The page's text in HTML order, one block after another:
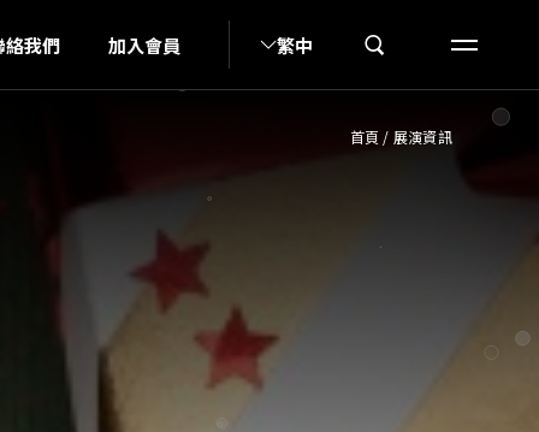
絡我們 加入會員 繁中
首頁 / 展演資訊